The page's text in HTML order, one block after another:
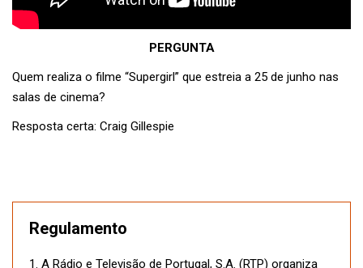
PERGUNTA
Quem realiza o filme “Supergirl” que estreia a 25 de junho nas
salas de cinema?
Resposta certa: Craig Gillespie
Regulamento
1. A Rádio e Televisão de Portugal, S.A. (RTP) organiza